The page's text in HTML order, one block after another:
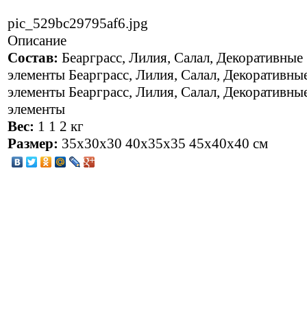
pic_529bc29795af6.jpg
Описание
Состав: Беaрграсc, Лилия, Салал, Декоративные
элементы Беaрграсc, Лилия, Салал,
элементы Беaрграсc, Лилия, Салал,
элементы
Вес: 1 1 2 кг
Размер: 35x30x30 40x35x35 45x40x40 см